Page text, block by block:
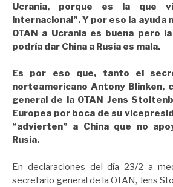
Ucrania, porque es la que
internacional”. Y por eso la ayuda
OTAN a Ucrania es buena pero
podría dar China a Rusia es mala.
Es por eso que, tanto el
norteamericano Antony Blinken,
general de la OTAN Jens
Europea por boca de su
“advierten” a China que no
Rusia.
En declaraciones del día 23/2 a
secretario general de la OTAN, Jens